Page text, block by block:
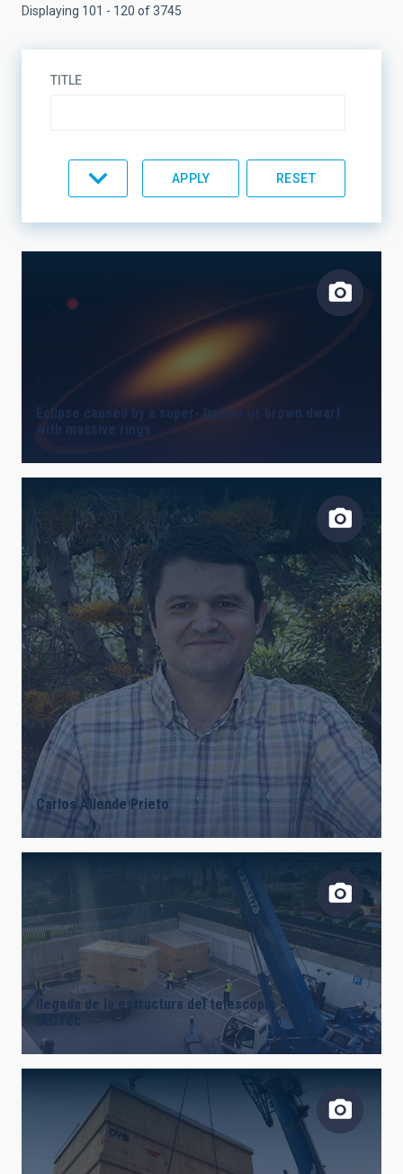
Displaying 101 - 120 of 3745
TITLE
LINES OF RESEARCH
LINES OF INSTRUMENTATION
IACTEC LINES
ASTROPHYSICAL
INSTALLATION
FREE TAGS
Eclipse caused by a super-Jupiter or brown dwarf
with massive rings
Carlos Allende Prieto
llegada de la estructura del telescopio SELF a